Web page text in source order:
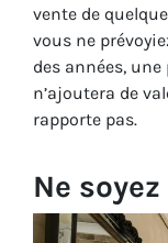
vente de
vous ne
des années,
n’ajoutera de
rapporte pas.
Ne